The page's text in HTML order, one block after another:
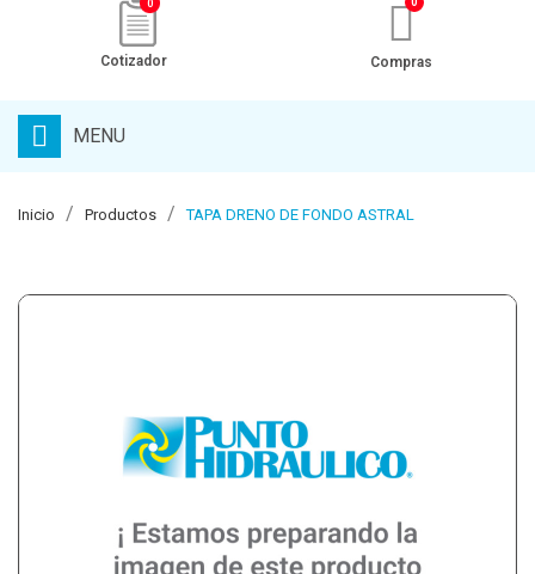
0
Cotizador Compras
MENU
Inicio Productos TAPA DRENO DE FONDO ASTRAL